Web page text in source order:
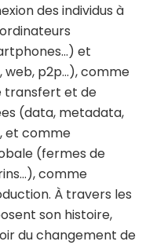
des individus à
et
web, p2p…), comme
transfert et de
(data, metadata,
et comme
(fermes de
comme
À travers les
son histoire,
du changement de